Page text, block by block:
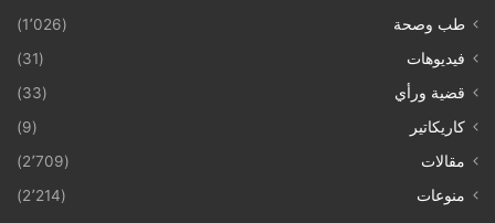
طب وصحة
(1٬026)
فيديوهات
(31)
قضية ورأي
(33)
كاريكاتير
(9)
مقالات
(2٬709)
منوعات
(2٬214)